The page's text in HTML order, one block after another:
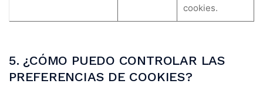
cookies.
5. ¿CÓMO PUEDO CONTROLAR LAS
PREFERENCIAS DE COOKIES?